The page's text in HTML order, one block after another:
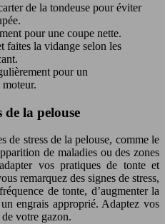
de la tondeuse pour éviter
pour une coupe nette.
faites la vidange selon les
pour un
de la pelouse
de stress de la pelouse, comme le
de maladies ou des zones
vos pratiques de tonte et
remarquez des signes de stress,
de tonte, d’augmenter la
engrais approprié. Adaptez vos
votre gazon.